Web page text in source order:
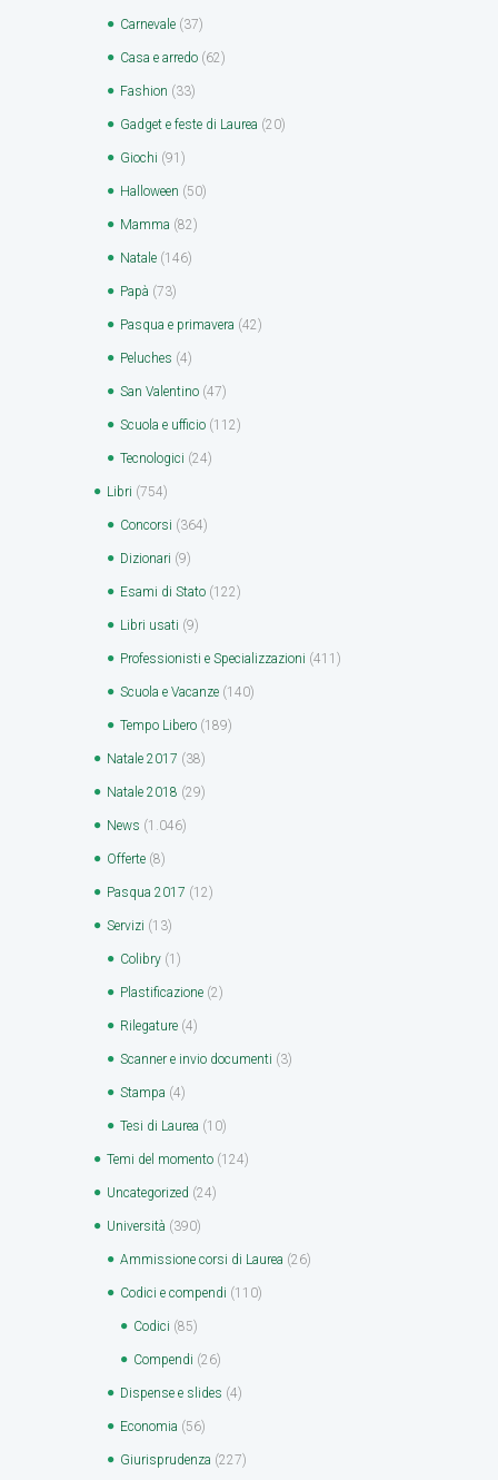
Carnevale (37)
Casa e arredo (62)
Fashion (33)
Gadget e feste di Laurea (20)
Giochi (91)
Halloween (50)
Mamma (82)
Natale (146)
Papà (73)
Pasqua e primavera (42)
Peluches (4)
San Valentino (47)
Scuola e ufficio (112)
Tecnologici (24)
Libri (754)
Concorsi (364)
Dizionari (9)
Esami di Stato (122)
Libri usati (9)
Professionisti e Specializzazioni (411)
Scuola e Vacanze (140)
Tempo Libero (189)
Natale 2017 (38)
Natale 2018 (29)
News (1.046)
Offerte (8)
Pasqua 2017 (12)
Servizi (13)
Colibry (1)
Plastificazione (2)
Rilegature (4)
Scanner e invio documenti (3)
Stampa (4)
Tesi di Laurea (10)
Temi del momento (124)
Uncategorized (24)
Università (390)
Ammissione corsi di Laurea (26)
Codici e compendi (110)
Codici (85)
Compendi (26)
Dispense e slides (4)
Economia (56)
Giurisprudenza (227)